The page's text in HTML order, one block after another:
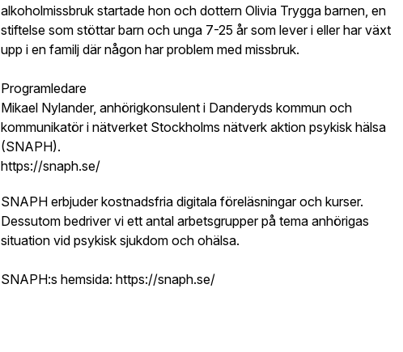
alkoholmissbruk startade hon och dottern Olivia Trygga barnen, en
stiftelse som stöttar barn och unga 7-25 år som lever i eller har växt
upp i en familj där någon har problem med missbruk.
Programledare
Mikael Nylander, anhörigkonsulent i Danderyds kommun och
kommunikatör i nätverket Stockholms nätverk aktion psykisk hälsa
(SNAPH).
https://snaph.se/
SNAPH erbjuder kostnadsfria digitala föreläsningar och kurser.
Dessutom bedriver vi ett antal arbetsgrupper på tema anhörigas
situation vid psykisk sjukdom och ohälsa.
SNAPH:s hemsida: https://snaph.se/